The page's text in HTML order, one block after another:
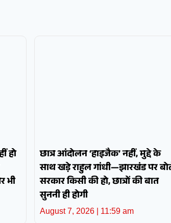
हो
भी
छात्र आंदोलन ‘हाइजैक’ नहीं, मुद्दे के
साथ खड़े राहुल गांधी—झारखंड पर
सरकार किसी की हो, छात्रों की बात
सुननी ही होगी
August 7, 2026 11:59 am